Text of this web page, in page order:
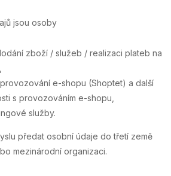
jsou osoby
zboží / služeb / realizaci plateb na
e-shopu (Shoptet) a další
s provozováním e-shopu,
služby.
předat osobní údaje do třetí země
mezinárodní organizaci.